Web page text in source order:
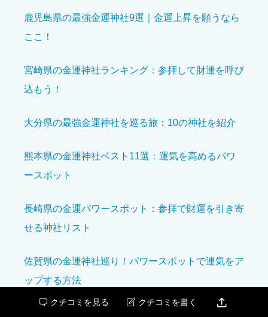
参拝の雰囲気
星の数をお選びください  
開運効果を感じた 必須
星の数をお選びください 
鹿児島県の最強金運神社9選｜金運上昇を願うなら
ここ！
宮崎県の金運神社ランキング：参拝して財運を呼び
込もう！
大分県の最強金運神社を巡る旅：10の神社を紹介
熊本県の金運神社ベスト11選：運気を高めるパワ
ースポット
長崎県の金運パワースポット：参拝で財運を引き寄
せる神社リスト
佐賀県の金運神社巡り！パワースポットで運気をア
ップする方法
 クチコミを見る  クチコミを書く 